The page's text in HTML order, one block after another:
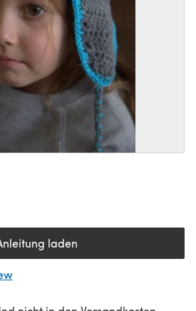
laden
(öffnet sich in einem neuen